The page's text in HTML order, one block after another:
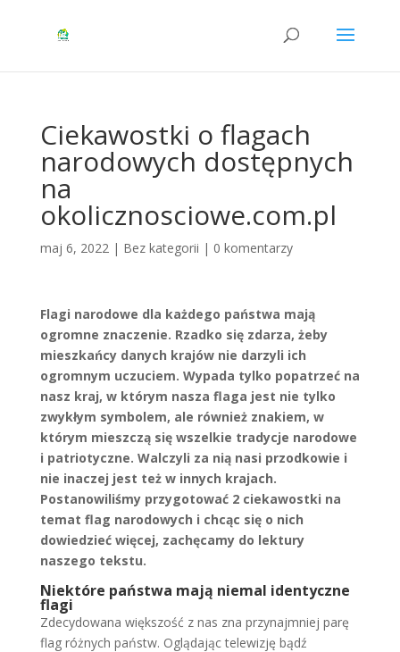
Ciekawostki o flagach
narodowych dostępnych
na
okolicznosciowe.com.pl
maj 6, 2022| Bez kategorii | 0 komentarzy
Flagi narodowe dla każdego państwa mają
ogromne znaczenie. Rzadko się zdarza, żeby
mieszkańcy danych krajów nie darzyli ich
ogromnym uczuciem. Wypada tylko popatrzeć na
nasz kraj, w którym nasza flaga jest nie tylko
zwykłym symbolem, ale również znakiem, w
którym mieszczą się wszelkie tradycje narodowe
i patriotyczne. Walczyli za nią nasi przodkowie i
nie inaczej jest też w innych krajach.
Postanowiliśmy przygotować 2 ciekawostki na
temat flag narodowych i chcąc się o nich
dowiedzieć więcej, zachęcamy do lektury
naszego tekstu.
Niektóre państwa mają niemal identyczne
flagi
Zdecydowana większość z nas zna przynajmniej parę
flag różnych państw. Oglądając telewizję bądź